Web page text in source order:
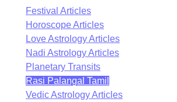
Festival Articles
Horoscope Articles
Love Astrology Articles
Nadi Astrology Articles
Planetary Transits
Rasi Palangal Tamil
Vedic Astrology Articles